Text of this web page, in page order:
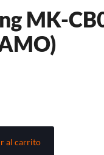
MK-
al carrito